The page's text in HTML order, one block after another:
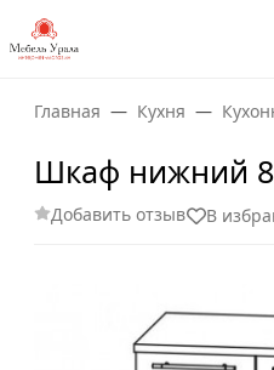
Главная Кухня
Шкаф нижний
Добавить отзыв В